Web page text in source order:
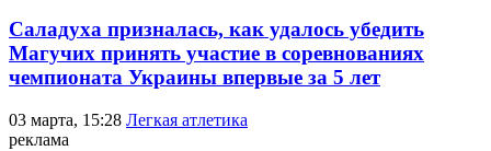
Саладуха призналась, как удалось убедить
Магучих принять участие в соревнованиях
чемпионата Украины впервые за 5 лет
03 марта, 15:28 Легкая атлетика
реклама